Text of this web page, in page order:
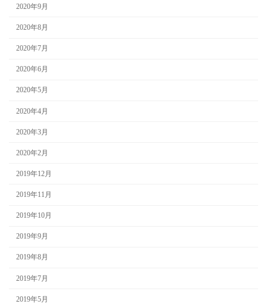
2020年9月
2020年8月
2020年7月
2020年6月
2020年5月
2020年4月
2020年3月
2020年2月
2019年12月
2019年11月
2019年10月
2019年9月
2019年8月
2019年7月
2019年5月